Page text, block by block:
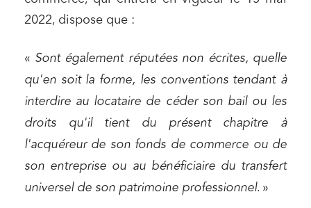
2022, dispose que :
« Sont également réputées non écrites, quelle
qu'en soit la forme, les conventions tendant à
interdire au locataire de céder son bail ou les
droits qu'il tient du présent chapitre à
l'acquéreur de son fonds de commerce ou de
son entreprise ou au bénéficiaire du transfert
universel de son patrimoine professionnel. »